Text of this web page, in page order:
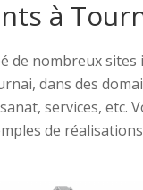
à
de nombreux
dans des
services, etc.
de